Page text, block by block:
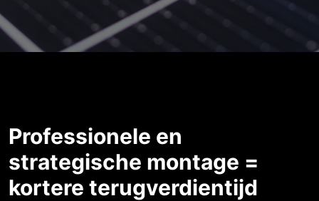
Professionele en
strategische montage =
kortere terugverdientijd